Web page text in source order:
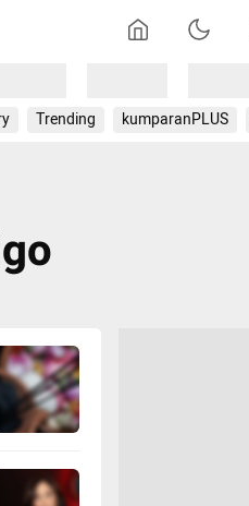
Trending kumparanPLUS